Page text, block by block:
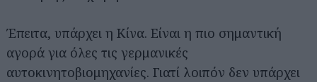
Έπειτα, υπάρχει η Κίνα. Είναι η πιο σημαντική
αγορά για όλες τις γερμανικές
αυτοκινητοβιομηχανίες. Γιατί λοιπόν δεν υπάρχει